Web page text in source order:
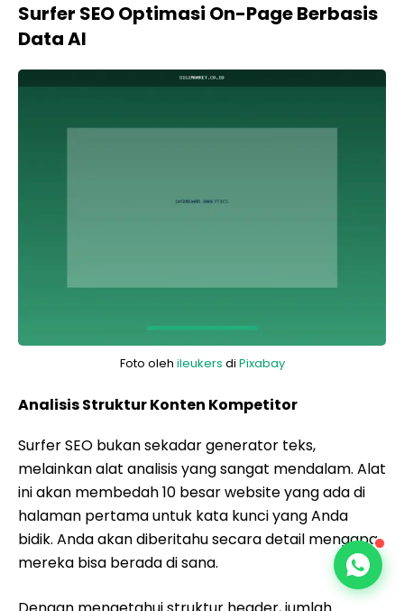
Surfer SEO Optimasi On-Page Berbasis
Data AI
Foto oleh ileukers di Pixabay
Analisis Struktur Konten Kompetitor
Surfer SEO bukan sekadar generator teks,
melainkan alat analisis yang sangat mendalam. Alat
ini akan membedah 10 besar website yang ada di
halaman pertama untuk kata kunci yang Anda
bidik. Anda akan diberitahu secara detail mengapa
mereka bisa berada di sana.